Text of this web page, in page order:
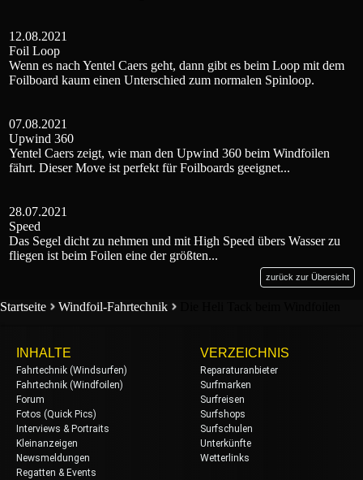
12.08.2021
Foil Loop
Wenn es nach Yentel Caers geht, dann gibt es beim Loop mit dem
Foilboard kaum einen Unterschied zum normalen Spinloop.
07.08.2021
Upwind 360
Yentel Caers zeigt, wie man den Upwind 360 beim Windfoilen
fährt. Dieser Move ist perfekt für Foilboards geeignet...
28.07.2021
Speed
Das Segel dicht zu nehmen und mit High Speed übers Wasser zu
fliegen ist beim Foilen eine der größten...
zurück zur Übersicht
Startseite Windfoil-Fahrtechnik
INHALTE
Fahrtechnik (Windsurfen)
Fahrtechnik (Windfoilen)
Forum
Fotos (Quick Pics)
Interviews & Portraits
Kleinanzeigen
Newsmeldungen
Regatten & Events
VERZEICHNIS
Reparaturanbieter
Surfmarken
Surfreisen
Surfshops
Surfschulen
Unterkünfte
Wetterlinks